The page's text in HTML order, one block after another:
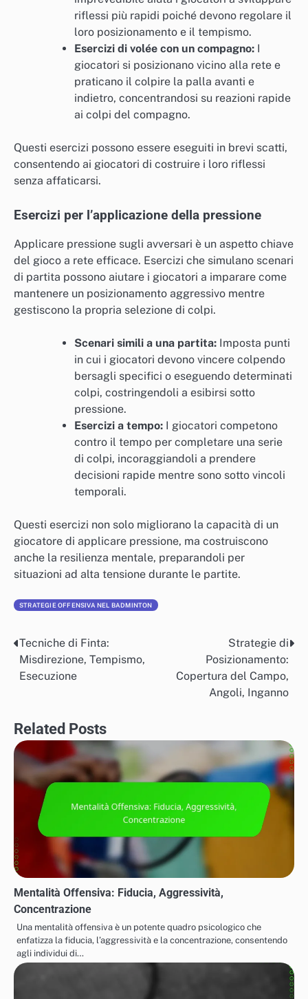
riflessi più rapidi poiché devono regolare il
loro posizionamento e il tempismo.
Esercizi di volée con un compagno: I
giocatori si posizionano vicino alla rete e
praticano il colpire la palla avanti e
indietro, concentrandosi su reazioni rapide
ai colpi del compagno.
Questi esercizi possono essere eseguiti in brevi scatti,
consentendo ai giocatori di costruire i loro riflessi
senza affaticarsi.
Esercizi per l’applicazione della pressione
Applicare pressione sugli avversari è un aspetto chiave
del gioco a rete efficace. Esercizi che simulano scenari
di partita possono aiutare i giocatori a imparare come
mantenere un posizionamento aggressivo mentre
gestiscono la propria selezione di colpi.
Scenari simili a una partita: Imposta punti
in cui i giocatori devono vincere colpendo
bersagli specifici o eseguendo determinati
colpi, costringendoli a esibirsi sotto
pressione.
Esercizi a tempo: I giocatori competono
contro il tempo per completare una serie
di colpi, incoraggiandoli a prendere
decisioni rapide mentre sono sotto vincoli
temporali.
Questi esercizi non solo migliorano la capacità di un
giocatore di applicare pressione, ma costruiscono
anche la resilienza mentale, preparandoli per
situazioni ad alta tensione durante le partite.
STRATEGIE OFFENSIVA NEL BADMINTON
Post
navigation
Tecniche di Finta:
Misdirezione, Tempismo,
Esecuzione
Strategie di
Posizionamento:
Copertura del Campo,
Angoli, Inganno
Related Posts
Mentalità Offensiva: Fiducia, Aggressività,
Concentrazione
Una mentalità offensiva è un potente quadro psicologico che
enfatizza la fiducia, l’aggressività e la concentrazione, consentendo
agli individui di…